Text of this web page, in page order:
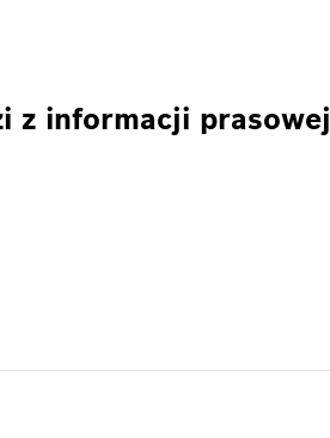
z informacji prasowej